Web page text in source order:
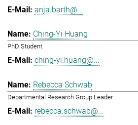
anja.barth@...
Ching-Yi Huang
PhD Student
ching-yi.huang@...
Rebecca Schwab
Departmental Research Group Leader
rebecca.schwab@...